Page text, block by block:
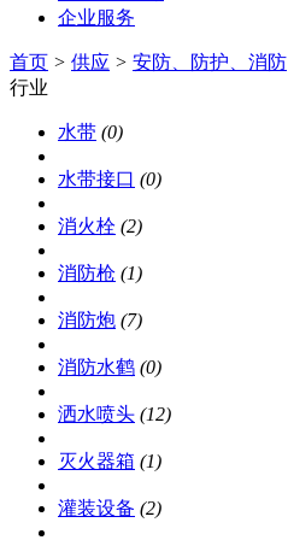
企业服务
首页 > 供应 > 安防、防护、消防
行业
水带 (0)
水带接口 (0)
消火栓 (2)
消防枪 (1)
消防炮 (7)
消防水鹤 (0)
洒水喷头 (12)
灭火器箱 (1)
灌装设备 (2)